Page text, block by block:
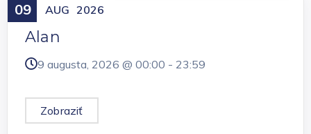
09 AUG 2026
Meniny
Alan
9 augusta, 2026 @ 00:00 - 23:59
Zobraziť